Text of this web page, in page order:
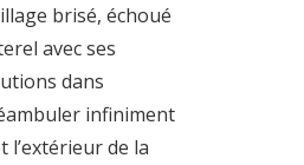
brisé, échoué
avec ses
dans
infiniment
l’extérieur de la